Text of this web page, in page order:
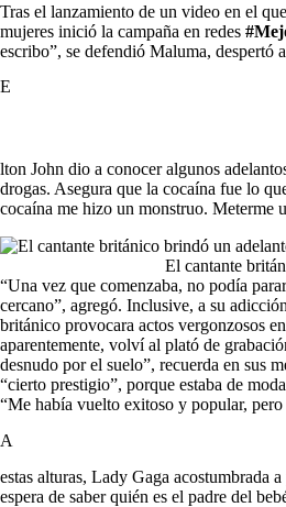
Tras el lanzamiento de un video en el
mujeres inició la campaña en redes
escribo”, se defendió Maluma, despertó
E
lton John dio a conocer algunos
drogas. Asegura que la cocaína fue lo
cocaína me hizo un monstruo. Meterme
El cantante
“Una vez que comenzaba, no podía
cercano”, agregó. Inclusive, a su
británico provocara actos vergonzosos
aparentemente, volví al plató de
desnudo por el suelo”, recuerda en sus
“cierto prestigio”, porque estaba de
“Me había vuelto exitoso y popular,
A
estas alturas, Lady Gaga acostumbrada
espera de saber quién es el padre del